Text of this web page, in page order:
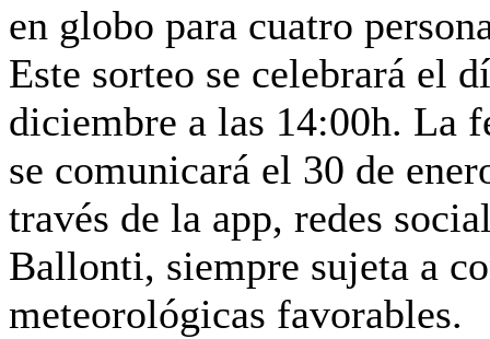
en globo para cuatro
Este sorteo se celebrará el
diciembre a las 14:00h. La
se comunicará el 30 de
través de la app, redes
Ballonti, siempre sujeta a
meteorológicas favorables.